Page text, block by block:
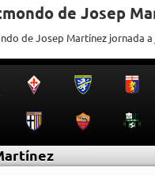
de Josep
de Josep Martínez jornada